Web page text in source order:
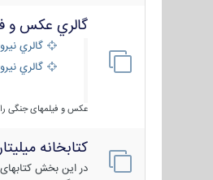
گالري عكس و
گالري
گالري
عکس و فیلمهای جنگی
کتابخانه
در این بخش